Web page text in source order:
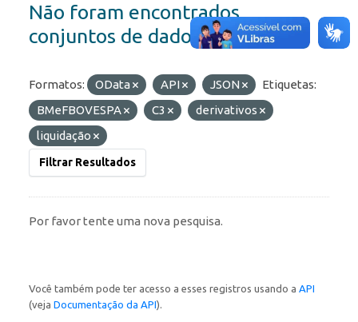
Não foram encontrados
conjuntos de dados
Formatos: OData API JSON
Etiquetas:
BMeFBOVESPA
C3
derivativos
liquidação
Filtrar Resultados
Por favor tente uma nova pesquisa.
Você também pode ter acesso a esses registros usando a API
(veja Documentação da API).